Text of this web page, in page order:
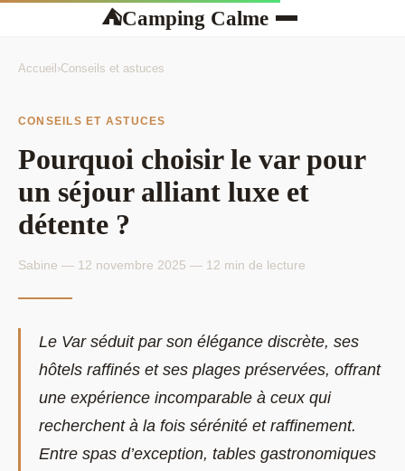
⛺Camping Calme
Accueil ›Conseils et astuces
CONSEILS ET ASTUCES
Pourquoi choisir le var pour
un séjour alliant luxe et
détente ?
Sabine — 12 novembre 2025 — 12 min de lecture
Le Var séduit par son élégance discrète, ses
hôtels raffinés et ses plages préservées, offrant
une expérience incomparable à ceux qui
recherchent à la fois sérénité et raffinement.
Entre spas d’exception, tables gastronomiques